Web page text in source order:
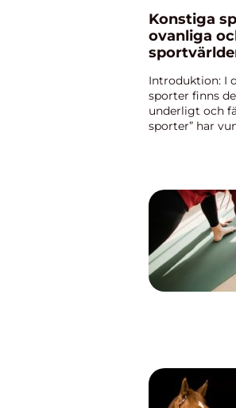
Konstiga
ovanliga
Introduktion: I
sporter finns
underligt och
sporter” har